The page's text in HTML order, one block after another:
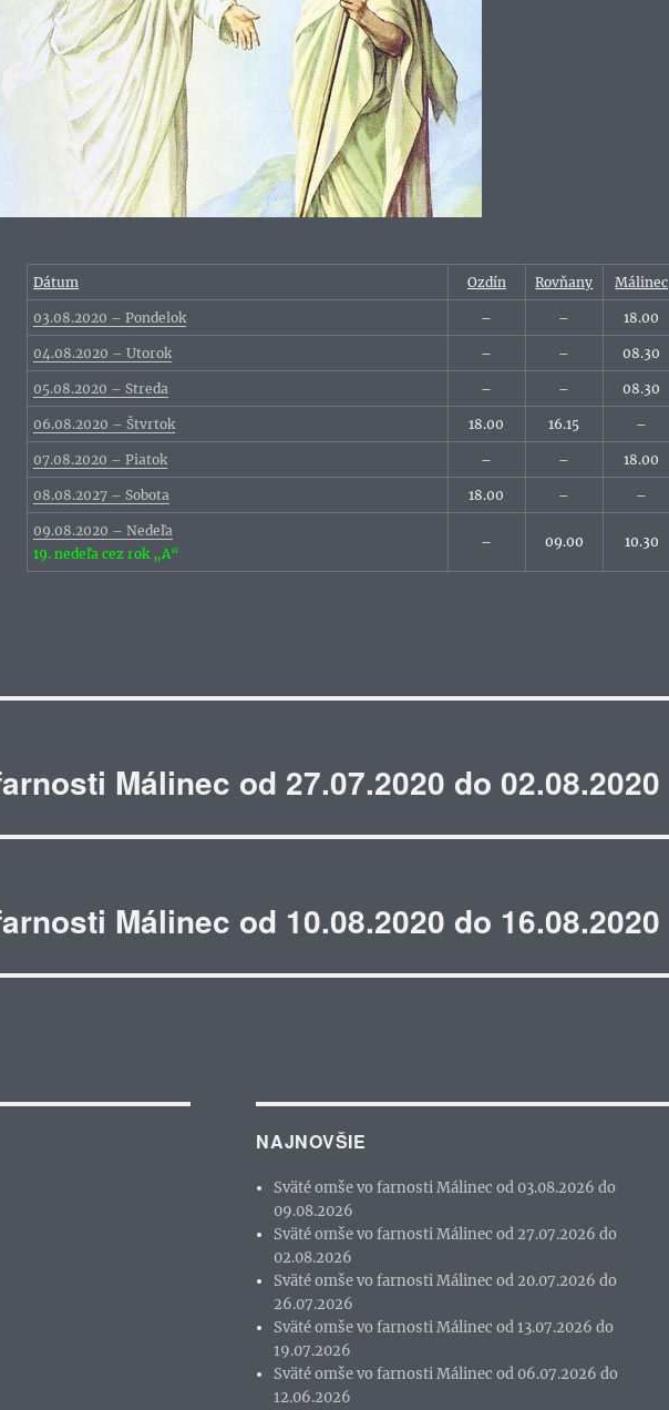
Dátum Ozdín Rovňany Málinec
03.08.2020 – Pondelok – – 18.00
04.08.2020 – Utorok – – 08.30
05.08.2020 – Streda – – 08.30
06.08.2020 – Štvrtok 18.00 16.15 –
07.08.2020 – Piatok – – 18.00
08.08.2027 – Sobota 18.00 – –
09.08.2020 – Nedeľa
19. nedeľa cez rok „A“
– 09.00 10.30
Málinec od 27.07.2020 do 02.08.2020
Málinec od 10.08.2020 do 16.08.2020
NAJNOVŠIE
Sväté omše vo farnosti Málinec od 03.08.2026 do
09.08.2026
Sväté omše vo farnosti Málinec od 27.07.2026 do
02.08.2026
Sväté omše vo farnosti Málinec od 20.07.2026 do
26.07.2026
Sväté omše vo farnosti Málinec od 13.07.2026 do
19.07.2026
Sväté omše vo farnosti Málinec od 06.07.2026 do
12.06.2026